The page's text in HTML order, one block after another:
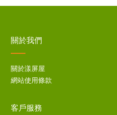
關於我們
關於漾屏屋
網站使用條款
客戶服務